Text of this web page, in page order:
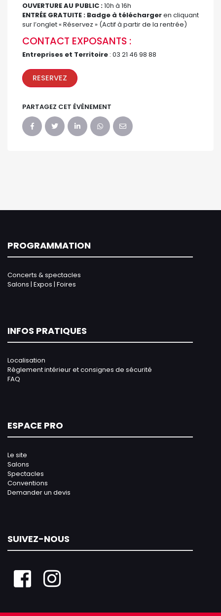
OUVERTURE AU PUBLIC :10h à 16h
ENTRÉE GRATUITE : Badge à téléchargeren cliquant
sur l’onglet « Réservez » (Actif à partir de la rentrée)
CONTACT EXPOSANTS :
Entreprises et Territoire : 03 21 46 98 88
RESERVEZ
PARTAGEZ CET ÉVÉNEMENT
PROGRAMMATION
Concerts & spectacles
Salons | Expos | Foires
INFOS PRATIQUES
Localisation
Règlement intérieur et consignes de sécurité
FAQ
ESPACE PRO
Le site
Salons
Spectacles
Conventions
Demander un devis
SUIVEZ-NOUS